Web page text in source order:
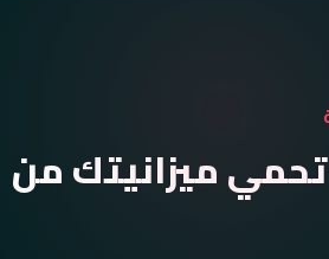
تحمي ميزانيتك من